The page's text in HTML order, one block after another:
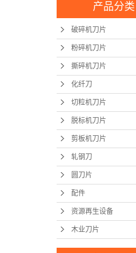
产品分类
破碎机刀片
粉碎机刀片
撕碎机刀片
化纤刀
切粒机刀片
脱标机刀片
剪板机刀片
轧钢刀
圆刀片
配件
资源再生设备
木业刀片